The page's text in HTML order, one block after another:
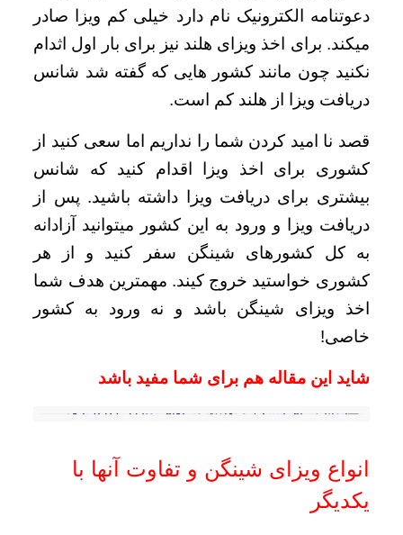
دعوتنامه الکترونیک نام دارد خیلی کم ویزا صادر
میکند. برای اخذ ویزای هلند نیز برای بار اول اثدام
نکنید چون مانند کشور هایی که گفته شد شانس
دریافت ویزا از هلند کم است.
قصد نا امید کردن شما را نداریم اما سعی کنید از
کشوری برای اخذ ویزا اقدام کنید که شانس
بیشتری برای دریافت ویزا داشته باشید. پس از
دریافت ویزا و ورود به این کشور میتوانید آزادانه
به کل کشورهای شینگن سفر کنید و از هر
کشوری خواستید خروج کیند. مهمترین هدف شما
اخذ ویزای شینگن باشد و نه ورود به کشور
خاصی!
شاید این مقاله هم برای شما مفید باشد
انواع ویزای شینگن و تفاوت آنها با
یکدیگر